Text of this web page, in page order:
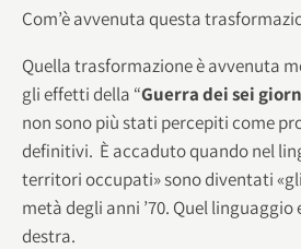
Com’è avvenuta questa
Quella trasformazione è avvenuta
gli effetti della “Guerra dei sei
non sono più stati percepiti come
definitivi. È accaduto quando nel
territori occupati» sono diventati
metà degli anni ’70. Quel linguaggio
destra.